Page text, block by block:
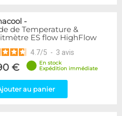
-
de Temperature &
ES flow HighFlow
4.7/5 - 3 avis
€
En stock
Expédition immédiate
au panier